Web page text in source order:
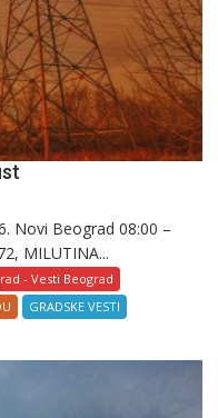
Novi Beograd 08:00 –
MILUTINA...
- Vesti Beograd
GRADSKE VESTI